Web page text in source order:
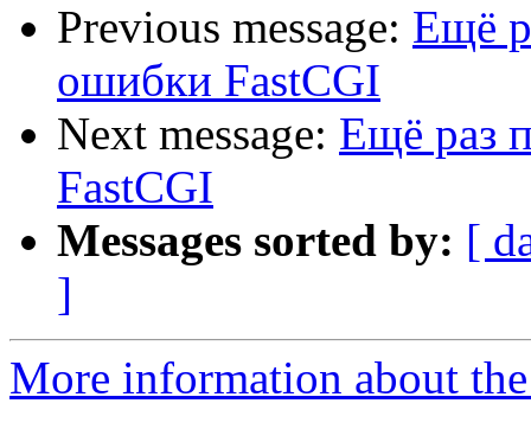
Previous message: Ещё
ошибки FastCGI
Next message: Ещё раз
FastCGI
Messages sorted by: [
]
More information about